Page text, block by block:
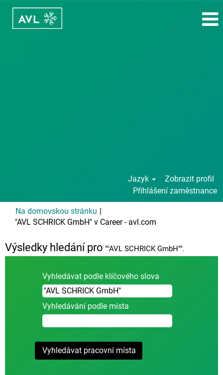
Jazyk
Zobrazit profil
Přihlášení zaměstnance
Na domovskou stránku |
"AVL SCHRICK GmbH" v Career - avl.com
Výsledky hledání pro ""AVL SCHRICK GmbH"".
Vyhledávat podle klíčového slova
Vyhledávání podle místa